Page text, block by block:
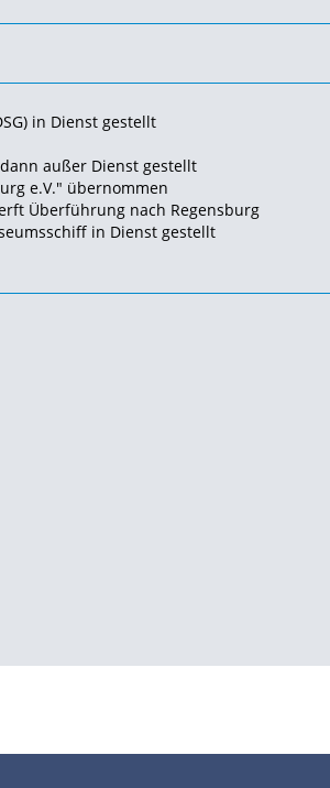
in Dienst gestellt
außer Dienst gestellt
e.V." übernommen
Überführung nach Regensburg
in Dienst gestellt